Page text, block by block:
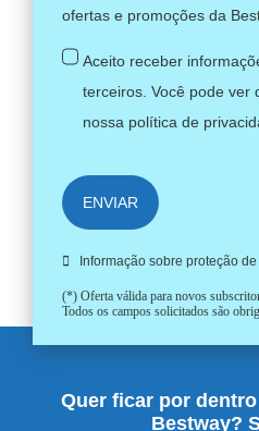
ofertas e promoções da
Aceito receber
terceiros. Você pode ver
nossa política de
ENVIAR
Informação sobre proteção
(*) Oferta válida para novos
Todos os campos solicitados são
Quer ficar por
Bestway?